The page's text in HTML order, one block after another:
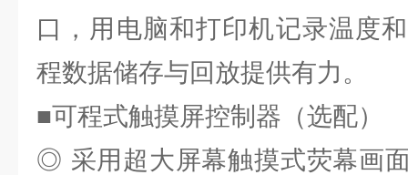
口，用电脑和打印机记录温度
程数据储存与回放提供有力。
■可程式触摸屏控制器（选配）
◎ 采用超大屏幕触摸式荧幕画